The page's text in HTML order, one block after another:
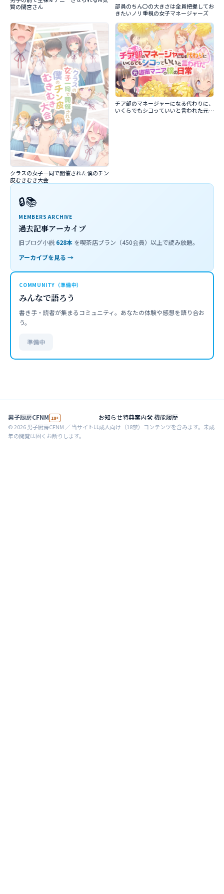
質の間宮さん
部員のちん〇の大きさは全員把握してお
きたいノリ重視の女子マネージャーズ
クラスの女子一同で開催された僕のチン
皮むきむき大会
チア部のマネージャーになる代わりに、
いくらでもシコっていいと言われた元盗
🔒📚
MEMBERS ARCHIVE
過去記事アーカイブ
旧ブログ小説 628本 を喫茶店プラン（450会員）以上で読み放題。
アーカイブを見る →
COMMUNITY（準備中）
みんなで語ろう
書き手・読者が集まるコミュニティ。あなたの体験や感想を語り合お
う。
準備中
男子厨房CFNM 18+ お知らせ特典案内🛠 機能履歴
©2026男子厨房CFNM ／ 当サイトは成人向け（18禁）コンテンツを含みます。未成
年の閲覧は固くお断りします。